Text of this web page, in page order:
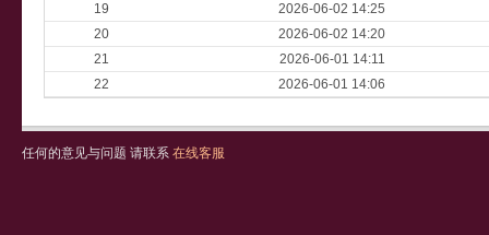
19
2026-06-02 14:25
20
2026-06-02 14:20
21
2026-06-01 14:11
22
2026-06-01 14:06
任何的意见与问题 请联系 在线客服